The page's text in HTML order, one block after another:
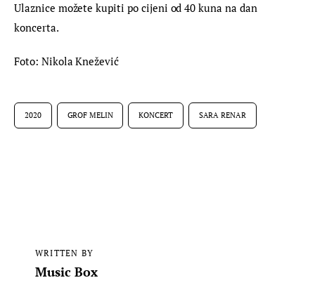
Ulaznice možete kupiti po cijeni od 40 kuna na dan
koncerta.
Foto: Nikola Knežević
2020 GROF MELIN KONCERT SARA RENAR
WRITTEN BY
Music Box